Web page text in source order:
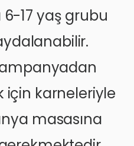
17 yaş grubu
karneleriyle
masasına